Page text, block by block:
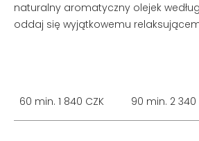
naturalny aromatyczny olejek
oddaj się wyjątkowemu
60 min. 1 840 CZK 90 min. 2 340